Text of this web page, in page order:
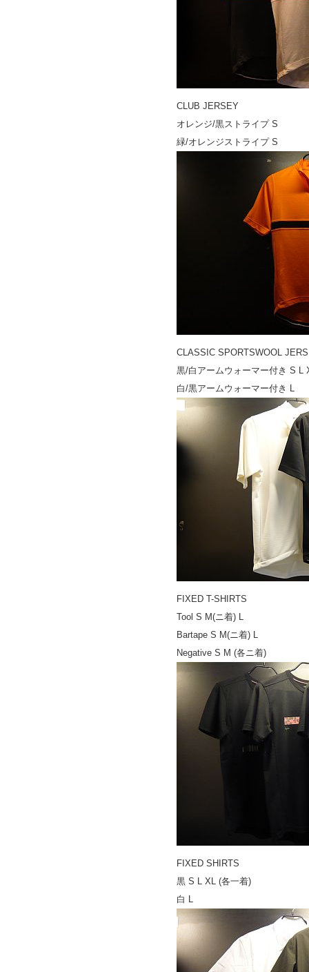
CLUB JERSEY
オレンジ/黒ストライプ S
緑/オレンジストライプ S
CLASSIC SPORTSWOOL
黒/白アームウォーマー付き S L
白/黒アームウォーマー付き L
FIXED T-SHIRTS
Tool S M(ニ着) L
Bartape S M(ニ着) L
Negative S M (各ニ着)
FIXED SHIRTS
黒 S L XL (各一着)
白 L